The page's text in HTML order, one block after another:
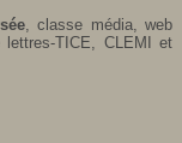
, classe média, web
TICE, CLEMI et